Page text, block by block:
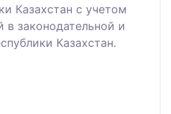
Казахстан с учетом
в законодательной и
Казахстан.